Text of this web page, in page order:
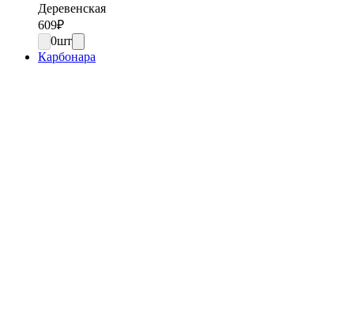
Деревенская
609₽
0шт
Карбонара